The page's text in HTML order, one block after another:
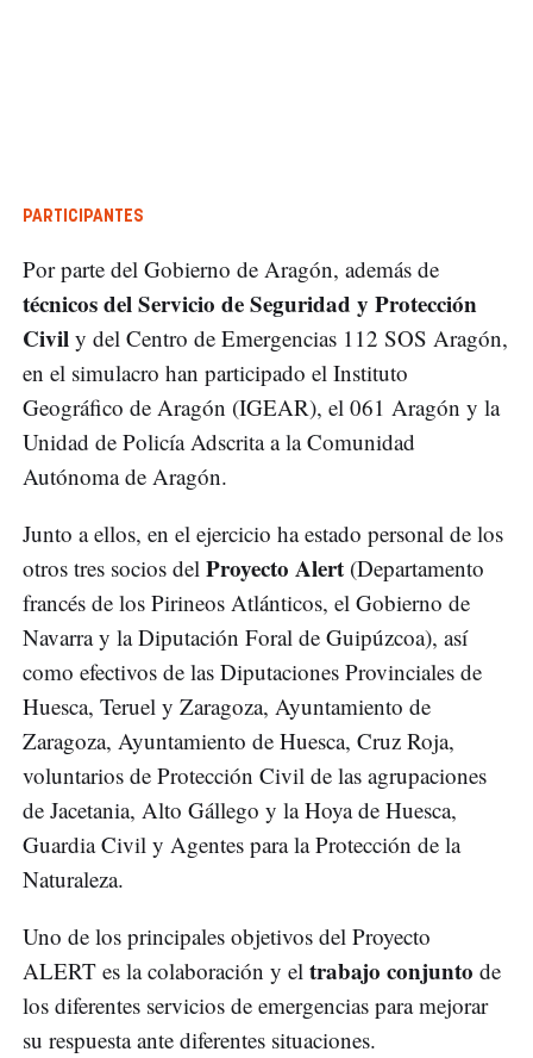
PARTICIPANTES
Por parte del Gobierno de Aragón, además de
técnicos del Servicio de Seguridad y Protección
Civil y del Centro de Emergencias 112 SOS Aragón,
en el simulacro han participado el Instituto
Geográfico de Aragón (IGEAR), el 061 Aragón y la
Unidad de Policía Adscrita a la Comunidad
Autónoma de Aragón.
Junto a ellos, en el ejercicio ha estado personal de los
otros tres socios del Proyecto Alert (Departamento
francés de los Pirineos Atlánticos, el Gobierno de
Navarra y la Diputación Foral de Guipúzcoa), así
como efectivos de las Diputaciones Provinciales de
Huesca, Teruel y Zaragoza, Ayuntamiento de
Zaragoza, Ayuntamiento de Huesca, Cruz Roja,
voluntarios de Protección Civil de las agrupaciones
de Jacetania, Alto Gállego y la Hoya de Huesca,
Guardia Civil y Agentes para la Protección de la
Naturaleza.
Uno de los principales objetivos del Proyecto
ALERT es la colaboración y el trabajo conjunto de
los diferentes servicios de emergencias para mejorar
su respuesta ante diferentes situaciones.